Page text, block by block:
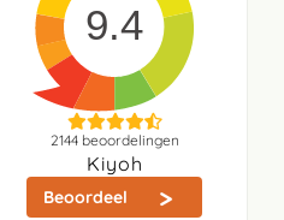
9.4
2144beoordelingen
Kiyoh
Beoordeel